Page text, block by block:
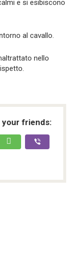
e si esibiscono
al cavallo.
nello
your friends: